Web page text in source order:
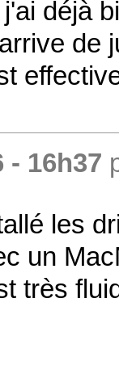
déjà
de
- 16h37
les
un
très